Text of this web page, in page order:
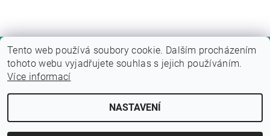
2026 © Fitness zone, všechna práva vyhrazenaUpravit nastavení cookies
Tento web používá soubory cookie. Dalším procházením
tohoto webu vyjadřujete souhlas s jejich používáním.
Více informací
NASTAVENÍ